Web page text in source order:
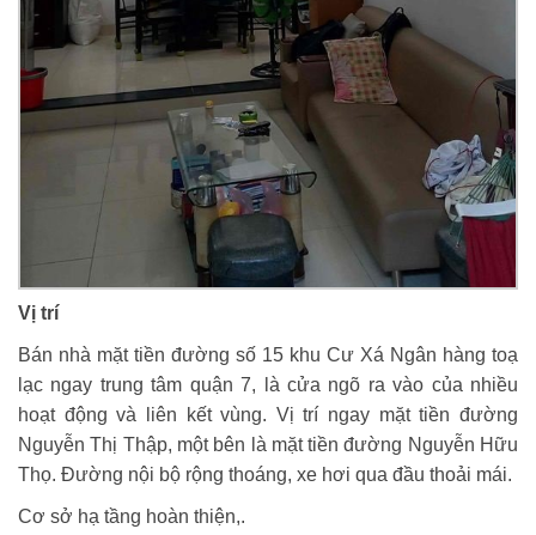
Vị trí
Bán nhà mặt tiền đường số 15 khu Cư Xá Ngân hàng toạ
lạc ngay trung tâm quận 7, là cửa ngõ ra vào của nhiều
hoạt động và liên kết vùng. Vị trí ngay mặt tiền đường
Nguyễn Thị Thập, một bên là mặt tiền đường Nguyễn Hữu
Thọ. Đường nội bộ rộng thoáng, xe hơi qua đầu thoải mái.
Cơ sở hạ tầng hoàn thiện,.